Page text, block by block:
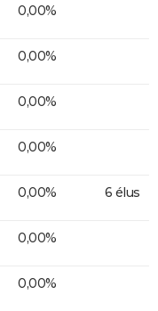
0,00%
0,00%
0,00%
0,00%
0,00% 6 élus
0,00%
0,00%